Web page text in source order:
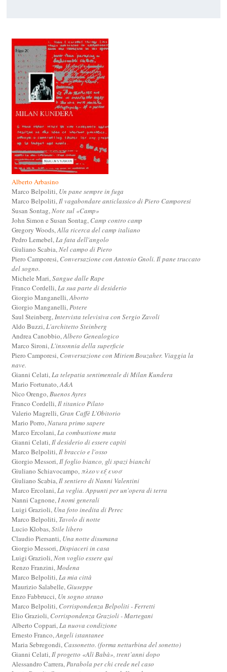
Alberto Arbasino
Marco Belpoliti, Un pane sempre in fuga
Marco Belpoliti,Il vagabondare anticlassico di Piero Camporesi
Susan Sontag,Note sul «Camp»
John Simon e Susan Sontag, Camp contro camp
Gregory Woods,Alla ricerca del camp italiano
Pedro Lemebel,La fata dell'angolo
Giuliano Scabia,Nel campo di Piero
Piero Camporesi, Conversazione con Antonio Gnoli. Il pane truccato
del sogno.
Michele Mari,Sangue dalle Rape
Franco Cordelli,La sua parte di desiderio
Giorgio Manganelli,Aborto
Giorgio Manganelli,Potere
Saul Steinberg,Intervista televisiva con Sergio Zavoli
Aldo Buzzi,L'architetto Steinberg
Andrea Canobbio,Albero Genealogico
Marco Sironi,L'insonnia della superficie
Piero Camporesi, Conversazione con Miriem Bouzaher. Viaggia la
nave.
Gianni Celati,La telepatia sentimentale di Milan Kundera
Mario Fortunato,A&A
Nico Orengo,Buenos Ayres
Franco Cordelli,Il titanico Pilato
Valerio Magrelli,Gran Caffè L'Obitorio
Mario Porro,Natura primo sapere
Marco Ercolani,La combustione muta
Gianni Celati,Il desiderio di essere capiti
Marco Belpoliti,Il braccio e l'osso
Giorgio Messori,Il foglio bianco, gli spazi bianchi
Giuliano Schiavocampo,πλεον εξ ενοσ
Giuliano Scabia,Il sentiero di Nanni Valentini
Marco Ercolani,La veglia. Appunti per un'opera di terra
Nanni Cagnone,I nomi generali
Luigi Grazioli, Una foto inedita di Perec
Marco Belpoliti, Tavolo di notte
Lucio Klobas,Stile libero
Claudio Piersanti, Una notte disumana
Giorgio Messori,Dispiaceri in casa
Luigi Grazioli,Non voglio essere qui
Renzo Franzini,Modena
Marco Belpoliti,La mia città
Maurizio Salabelle,Giuseppe
Enzo Fabbrucci, Un sogno strano
Marco Belpoliti, Corrispondenza Belpoliti - Ferretti
Elio Grazioli, Corrispondenza Grazioli - Martegani
Alberto Coppari,La nuova condizione
Ernesto Franco,Angeli istantanee
Maria Sebregondi, Cassonetto. (forma netturbina del sonetto)
Gianni Celati,Il progetto «Alì Babà», trent’anni dopo
Alessandro Carrera,Parabola per chi crede nel caso